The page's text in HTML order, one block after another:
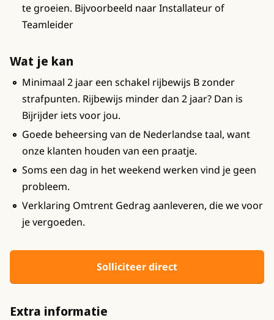
te groeien. Bijvoorbeeld naar Installateur of
Teamleider
Wat je kan
Minimaal 2 jaar een schakel rijbewijs B zonder
strafpunten. Rijbewijs minder dan 2 jaar? Dan is
Bijrijder iets voor jou.
Goede beheersing van de Nederlandse taal, want
onze klanten houden van een praatje.
Soms een dag in het weekend werken vind je geen
probleem.
Verklaring Omtrent Gedrag aanleveren, die we voor
je vergoeden.
Solliciteer direct
Extra informatie